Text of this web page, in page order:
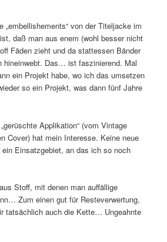
„embellishements“ von der Titeljacke im
daß man aus enem (wohl besser nicht
Fäden zieht und da stattessen Bänder
hineinwebt. Das… ist faszinierend. Mal
ein Projekt habe, wo ich das umsetzen
so ein Projekt, was dann fünf Jahre
Applikation“ (vom Vintage
Cover) hat mein Interesse. Keine neue
Einsatzgebiet, an das ich so noch
Stoff, mit denen man auffällige
Zum einen gut für Resteverwertung,
tatsächlich auch die Kette… Ungeahnte